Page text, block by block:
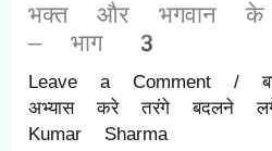
भक्त और भगवान के
– भाग 3
Leave a Comment /
अभ्यास करे तरंगे बदलने
Kumar Sharma